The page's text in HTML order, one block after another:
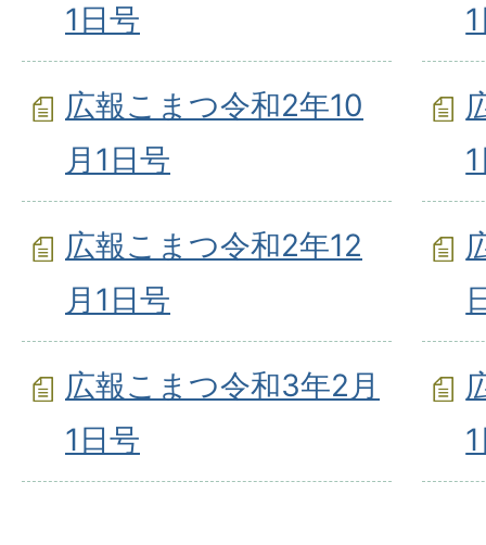
1日号
広報こまつ令和2年10
月1日号
広報こまつ令和2年12
月1日号
広報こまつ令和3年2月
1日号